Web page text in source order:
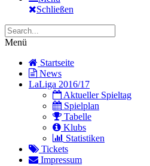
Schließen
Menü
Startseite
News
LaLiga 2016/17
Aktueller Spieltag
Spielplan
Tabelle
Klubs
Statistiken
Tickets
Impressum